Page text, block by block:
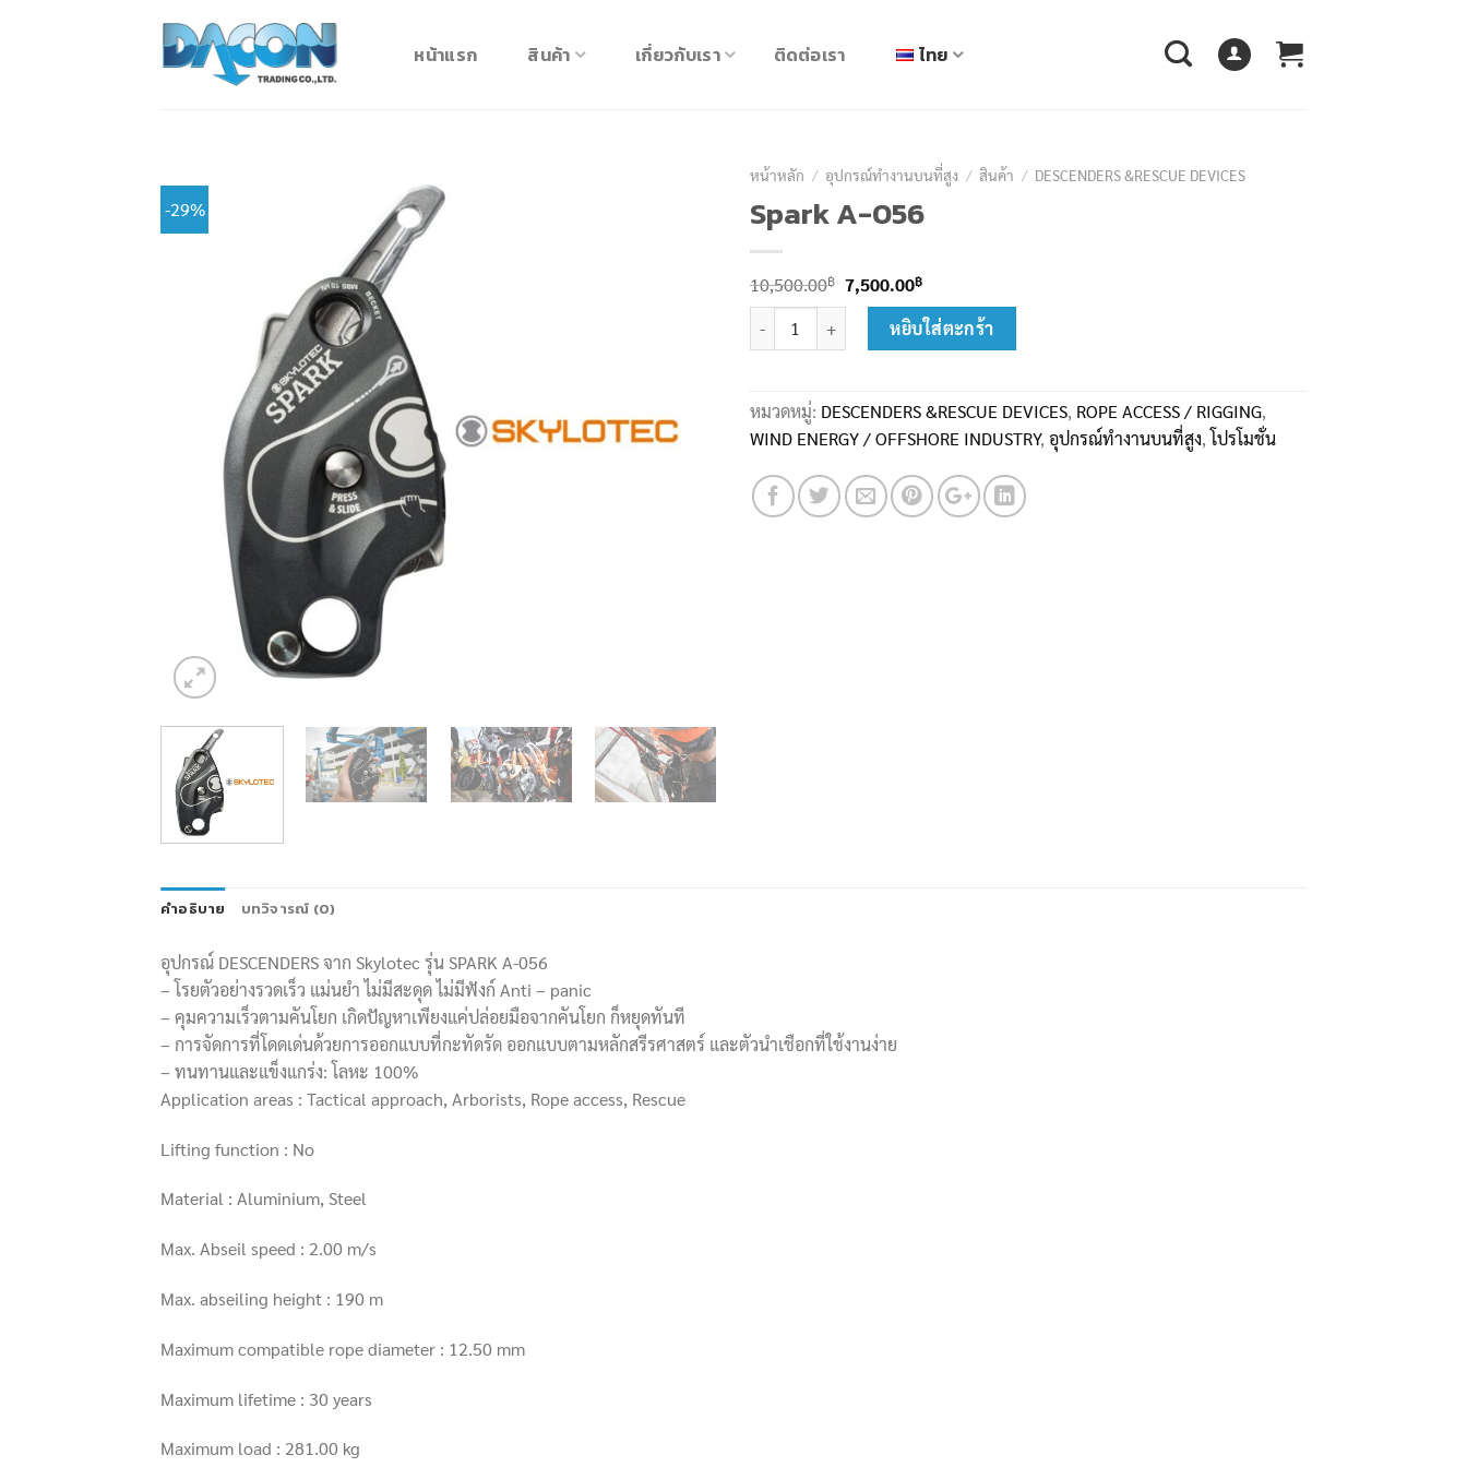
หน้าแรก สินค้า เกี่ยวกับเรา ติดต่อเรา ไทย
-29%
หน้าหลัก / อุปกรณ์ทำงานบนที่สูง / สินค้า / DESCENDERS &RESCUE DEVICES
Spark A-056
10,500.00฿ Original
price
7,500.00฿Current
price
is:
จำนวน Spark A-056 ชิ้นหยิบใส่ตะกร้า
หมวดหมู่: DESCENDERS &RESCUE DEVICES, ROPE ACCESS / RIGGING,
WIND ENERGY / OFFSHORE INDUSTRY, อุปกรณ์ทำงานบนที่สูง,โปรโมชั่น
คำอธิบาย บทวิจารณ์ (0)
อุปกรณ์ DESCENDERS จาก Skylotec รุ่น SPARK A-056
– โรยตัวอย่างรวดเร็ว แม่นยำ ไม่มีสะดุด ไม่มีฟังก์ Anti – panic
– คุมความเร็วตามคันโยก เกิดปัญหาเพียงแค่ปล่อยมือจากคันโยก ก็หยุดทันที
– การจัดการที่โดดเด่นด้วยการออกแบบที่กะทัดรัด ออกแบบตามหลักสรีรศาสตร์ และตัวนำเชือกที่ใช้งานง่าย
– ทนทานและแข็งแกร่ง: โลหะ 100%
Application areas : Tactical approach, Arborists, Rope access, Rescue
Lifting function : No
Material : Aluminium, Steel
Max. Abseil speed : 2.00 m/s
Max. abseiling height : 190 m
Maximum compatible rope diameter : 12.50 mm
Maximum lifetime : 30 years
Maximum load : 281.00 kg